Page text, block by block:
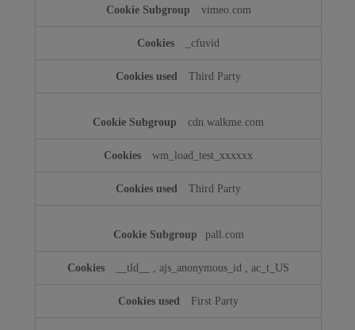
vimeo.com
_cfuvid
Third Party
cdn.walkme.com
wm_load_test_xxxxxx
Third Party
pall.com
__tld__ , ajs_anonymous_id , ac_t_US
First Party